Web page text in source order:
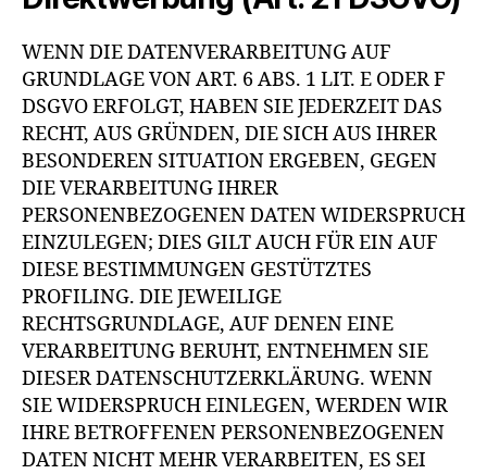
WENN DIE DATENVERARBEITUNG AUF
GRUNDLAGE VON ART. 6 ABS. 1 LIT. E ODER F
DSGVO ERFOLGT, HABEN SIE JEDERZEIT DAS
RECHT, AUS GRÜNDEN, DIE SICH AUS IHRER
BESONDEREN SITUATION ERGEBEN, GEGEN
DIE VERARBEITUNG IHRER
PERSONENBEZOGENEN DATEN WIDERSPRUCH
EINZULEGEN; DIES GILT AUCH FÜR EIN AUF
DIESE BESTIMMUNGEN GESTÜTZTES
PROFILING. DIE JEWEILIGE
RECHTSGRUNDLAGE, AUF DENEN EINE
VERARBEITUNG BERUHT, ENTNEHMEN SIE
DIESER DATENSCHUTZERKLÄRUNG. WENN
SIE WIDERSPRUCH EINLEGEN, WERDEN WIR
IHRE BETROFFENEN PERSONENBEZOGENEN
DATEN NICHT MEHR VERARBEITEN, ES SEI